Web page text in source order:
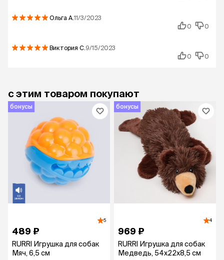
Ольга А.11/3/2023
0
0
Виктория С. 9/15/2023
0
0
с этим товаром покупают
бонусы
5
489 ₽
RURRI Игрушка для собак
Мяч, 6,5 см
бонусы
4
969 ₽
RURRI Игрушка для собак
Медведь, 54х22х8,5 см